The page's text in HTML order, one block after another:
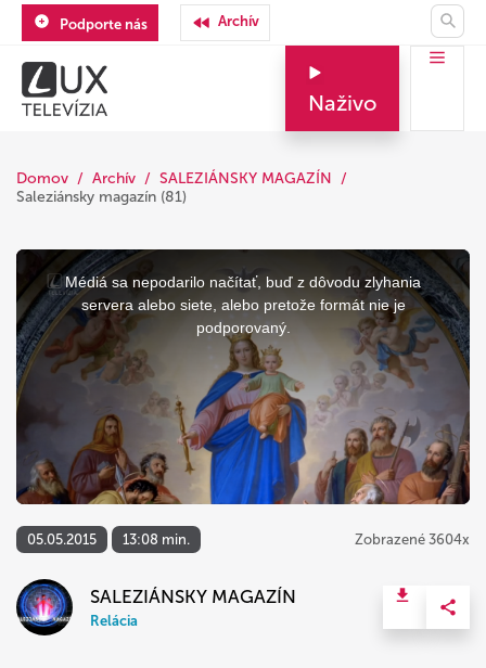
Podporte nás Archív
Naživo
Domov Archív
SALEZIÁNSKY MAGAZÍN
Saleziánsky magazín (81)
This
a
modal
window.
Médiá sa nepodarilo načítať, buď z dôvodu zlyhania
servera alebo siete, alebo pretože formát nie je
podporovaný.
05.05.2015 13:08 min. Zobrazené 3604x
SALEZIÁNSKY MAGAZÍN
Relácia